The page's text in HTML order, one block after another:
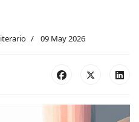
09 May 2026